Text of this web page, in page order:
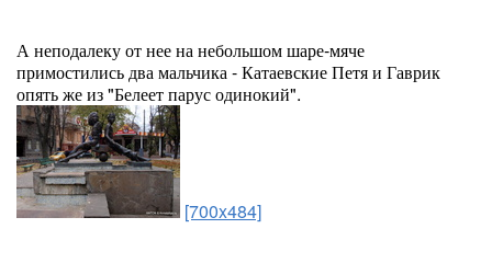
А неподалеку от нее на небольшом шаре-мяче
примостились два мальчика - Катаевские Петя и Гаврик
опять же из "Белеет парус одинокий".
[700x484]